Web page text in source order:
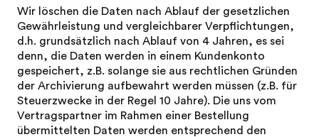
Wir löschen die Daten nach Ablauf der gesetzlichen
Gewährleistung und vergleichbarer Verpflichtungen,
d.h. grundsätzlich nach Ablauf von 4 Jahren, es sei
denn, die Daten werden in einem Kundenkonto
gespeichert, z.B. solange sie aus rechtlichen Gründen
der Archivierung aufbewahrt werden müssen (z.B. für
Steuerzwecke in der Regel 10 Jahre). Die uns vom
Vertragspartner im Rahmen einer Bestellung
übermittelten Daten werden entsprechend den